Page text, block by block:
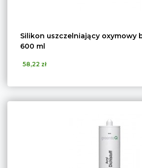
Silikon uszczelniający oxymowy
600 ml
58,22 zł